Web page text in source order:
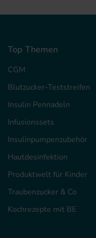
Top Themen
CGM
Blutzucker-Teststreifen
Insulin Pennadeln
Infusionssets
Insulinpumpenzubehör
Hautdesinfektion
Produktwelt für Kinder
Traubenzucker & Co
Kochrezepte mit BE